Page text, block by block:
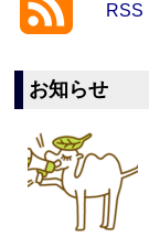
RSS
お知らせ